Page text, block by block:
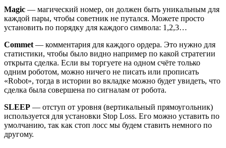
Magic — магический номер, он должен быть уникальным для
каждой пары, чтобы советник не путался. Можете просто
установить по порядку для каждого символа: 1,2,3…
Commet — комментария для каждого ордера. Это нужно для
статистики, чтобы было видно например по какой стратегии
открыта сделка. Если вы торгуете на одном счёте только
одним роботом, можно ничего не писать или прописать
«Robot», тогда в истории во вкладке можно будет увидеть, что
сделка была совершена по сигналам от робота.
SLEEP — отступ от уровня (вертикальный прямоугольник)
используется для установки Stop Loss. Его можно уставить по
умолчанию, так как стоп лосс мы будем ставить немного по
другому.